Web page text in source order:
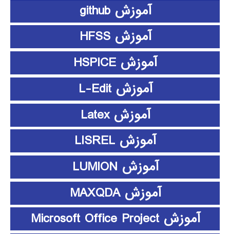
آموزش github
آموزش HFSS
آموزش HSPICE
آموزش L-Edit
آموزش Latex
آموزش LISREL
آموزش LUMION
آموزش MAXQDA
آموزش Microsoft Office Project